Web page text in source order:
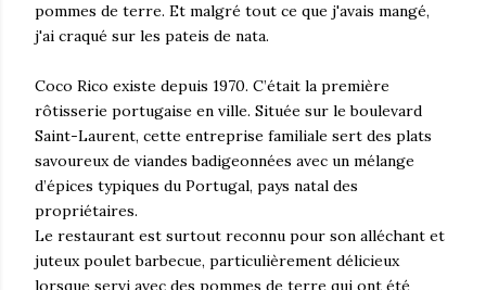
pommes de terre. Et malgré tout ce que j'avais mangé,
j'ai craqué sur les pateis de nata.
Coco Rico existe depuis 1970. C’était la première
rôtisserie portugaise en ville. Située sur le boulevard
Saint-Laurent, cette entreprise familiale sert des plats
savoureux de viandes badigeonnées avec un mélange
d’épices typiques du Portugal, pays natal des
propriétaires.
Le restaurant est surtout reconnu pour son alléchant et
juteux poulet barbecue, particulièrement délicieux
lorsque servi avec des pommes de terre qui ont été